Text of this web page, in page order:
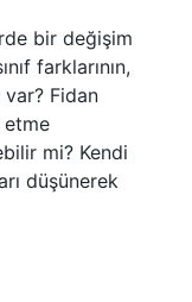
bir değişim
farklarının,
Fidan
etme
mi? Kendi
düşünerek